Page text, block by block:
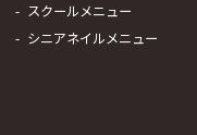
スクールメニュー
シニアネイルメニュー